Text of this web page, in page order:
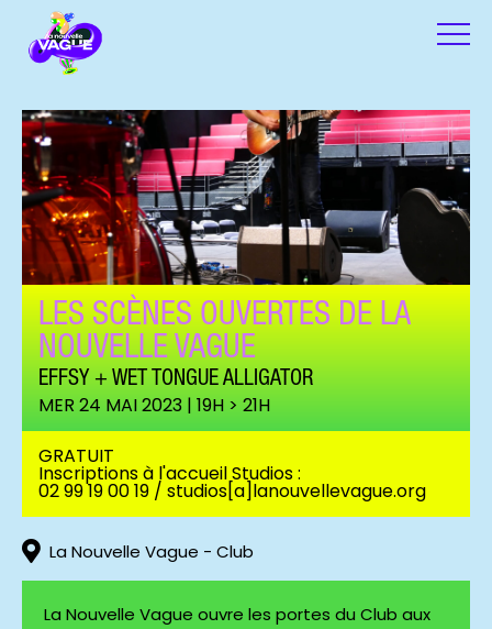
LES SCÈNES OUVERTES DE LA
NOUVELLE VAGUE
EFFSY + WET TONGUE ALLIGATOR
MER 24 MAI 2023 | 19H > 21H
GRATUIT
Inscriptions à l'accueil Studios :
02 99 19 00 19 / studios[a]lanouvellevague.org
La Nouvelle Vague - Club
La Nouvelle Vague ouvre les portes du Club aux